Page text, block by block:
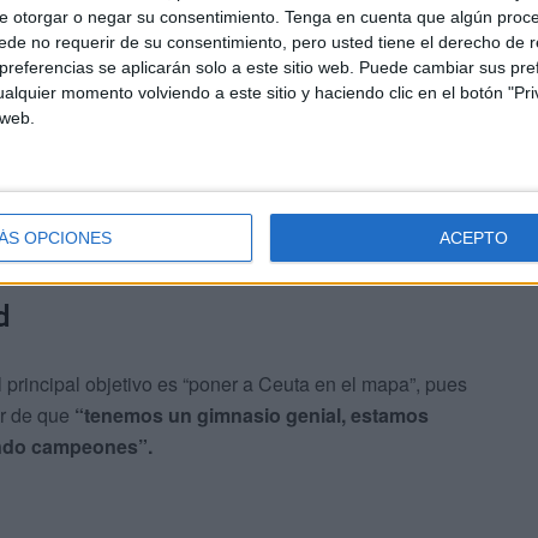
otorgar o negar su consentimiento. Tenga en cuenta que algún
no requerir de su consentimiento, pero usted tiene el derecho de
se aplicarán solo a este sitio web. Puede cambiar sus
momento volviendo a este sitio y haciendo clic en el botón
OPCIONES ACEPTO
de MMA. Un arte marcial que, tal y como comenta
pero que “es un arte marcial mixta en la que vale casi
arriba, abajo, manos, piernas, derribo, lucha”.
“se estructuran por diferentes divisiones”. De
Ceuta, a excepción de Esam ‘Tude’ que participará
que sería 77 kilos”.
objetivo es “poner a Ceuta en el mapa”, pues
de que “tenemos un gimnasio genial, estamos
campeones”.